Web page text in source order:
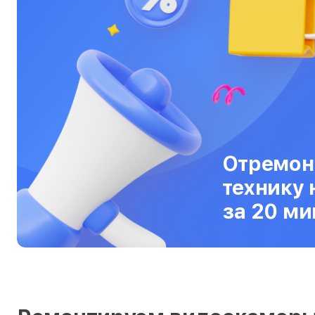
Фотоаппараты
Фотовспышки
Холодильники
Цифровые бинокли
Электровелосипеды
Электросамокаты
технику
за 20